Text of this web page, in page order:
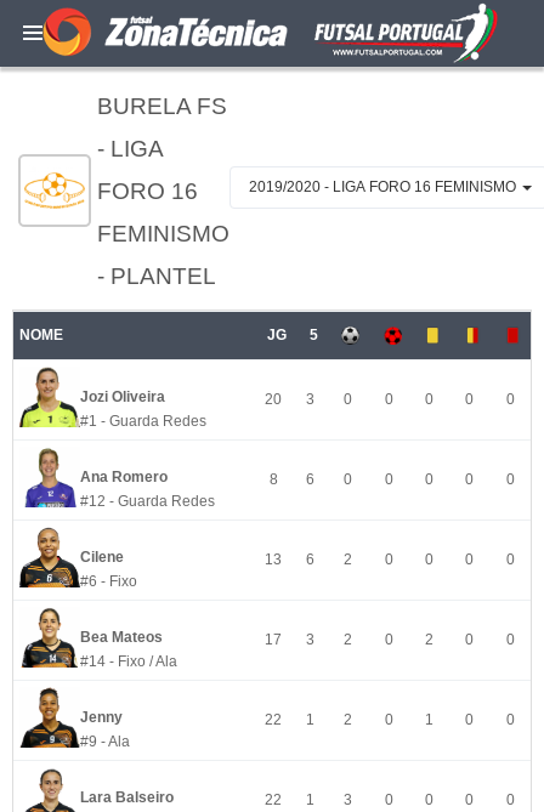
BURELA FS
- LIGA
FORO 16
FEMINISMO
- PLANTEL
2019/2020 - LIGA FORO 16 FEMINISMO
NOME JG 5
Jozi Oliveira
#1 - Guarda Redes
20 3 0 0 0 0 0
Ana Romero
#12 - Guarda Redes
8 6 0 0 0 0 0
Cilene
#6 - Fixo
13 6 2 0 0 0 0
Bea Mateos
#14 - Fixo / Ala
17 3 2 0 2 0 0
Jenny
#9 - Ala
22 1 2 0 1 0 0
Lara Balseiro
22 1 3 0 0 0 0